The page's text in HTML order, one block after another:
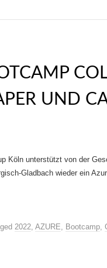
UND
Köln unterstützt von der
Gladbach wieder ein
2022, AZURE, Bootcamp,